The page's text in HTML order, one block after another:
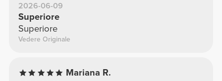
2026-06-09
Superiore
Superiore
Vedere Originale
Mariana R.